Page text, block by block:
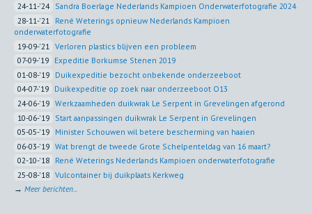
24-11-'24 Sandra Boerlage Nederlands Kampioen Onderwaterfotografie 2024
28-11-'21
René Weterings opnieuw Nederlands Kampioen
onderwaterfotografie
19-09-'21
Verloren plastics blijven een probleem
07-09-'19 Expeditie Borkumse Stenen 2019
01-08-'19 Duikexpeditie bezocht onbekende onderzeeboot
04-07-'19 Duikexpeditie op zoek naar onderzeeboot O13
24-06-'19 Werkzaamheden duikwrak Le Serpent in Grevelingen afgerond
10-06-'19 Start aanpassingen duikwrak Le Serpent in Grevelingen
05-05-'19 Minister Schouwen wil betere bescherming van haaien
06-03-'19 Wat brengt de tweede Grote Schelpenteldag van 16 maart?
02-10-'18 René Weterings Nederlands Kampioen onderwaterfotografie
25-08-'18 Vulcontainer bij duikplaats Kerkweg
→ Meer berichten...